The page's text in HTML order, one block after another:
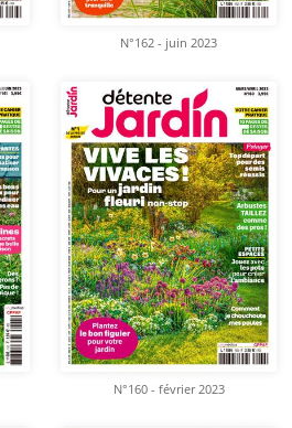
N°162 - juin 2023
N°160 - février 2023